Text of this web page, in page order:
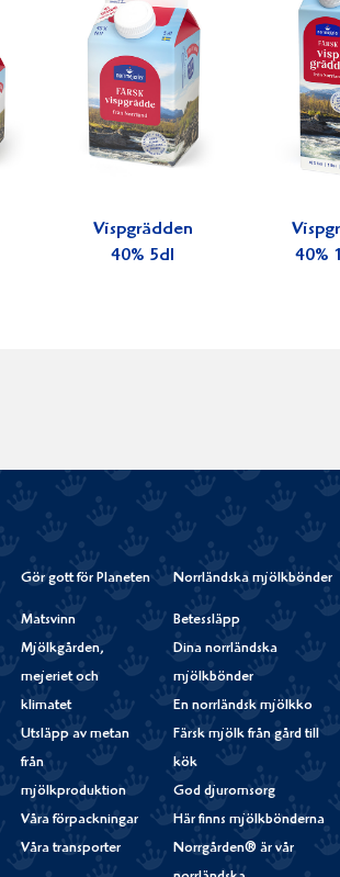
Vispgrädden
40% 5dl
40%
Gör gott för Planeten
Matsvinn
Mjölkgården,
mejeriet och
klimatet
Utsläpp av metan
från
mjölkproduktion
Våra förpackningar
Våra transporter
Norrländska mjölkbönder
Betessläpp
Dina norrländska
mjölkbönder
En norrländsk mjölkko
Färsk mjölk från gård till
kök
God djuromsorg
Här finns mjölkbönderna
Norrgården® är vår